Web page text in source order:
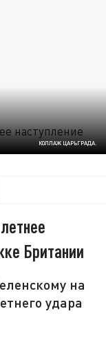
КОЛЛАЖ ЦАРЬГРАДА.
Британии
на
удара